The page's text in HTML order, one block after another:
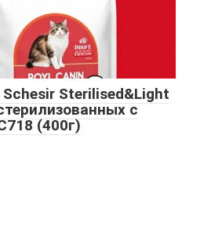
Sterilised&Light
с
(400г)